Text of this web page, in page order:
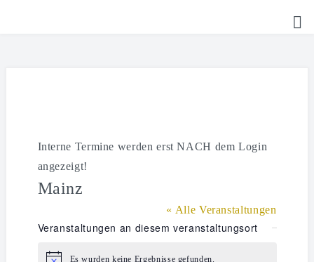
KALENDERInterne Termine werden erst NACH dem Login
angezeigt!
Mainz
« Alle Veranstaltungen
Veranstaltungen an diesem veranstaltungsort
Es wurden keine Ergebnisse gefunden.